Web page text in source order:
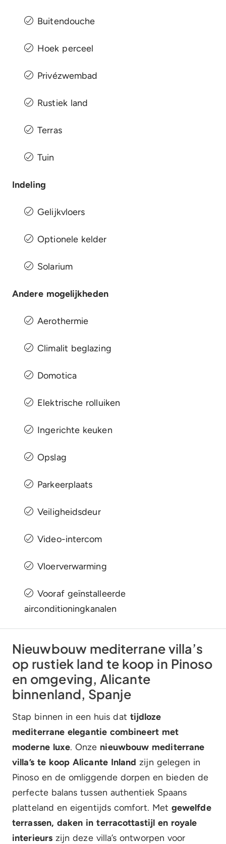
Buitendouche
Hoek perceel
Privézwembad
Rustiek land
Terras
Tuin
Indeling
Gelijkvloers
Optionele kelder
Solarium
Andere mogelijkheden
Aerothermie
Climalit beglazing
Domotica
Elektrische rolluiken
Ingerichte keuken
Opslag
Parkeerplaats
Veiligheidsdeur
Video-intercom
Vloerverwarming
Vooraf geïnstalleerde
airconditioningkanalen
Nieuwbouw mediterrane villa’s
op rustiek land te koop in Pinoso
en omgeving, Alicante
binnenland, Spanje
Stap binnen in een huis dat tijdloze
mediterrane elegantie combineert met
moderne luxe. Onze nieuwbouw mediterrane
villa’s te koop Alicante Inland zijn gelegen in
Pinoso en de omliggende dorpen en bieden de
perfecte balans tussen authentiek Spaans
platteland en eigentijds comfort. Met gewelfde
terrassen, daken in terracottastijl en royale
interieurs zijn deze villa’s ontworpen voor